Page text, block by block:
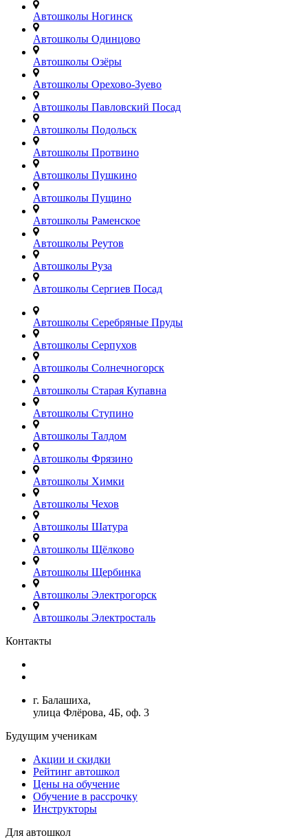
Автошколы Ногинск
Автошколы Одинцово
Автошколы Озёры
Автошколы Орехово-Зуево
Автошколы Павловский Посад
Автошколы Подольск
Автошколы Протвино
Автошколы Пушкино
Автошколы Пущино
Автошколы Раменское
Автошколы Реутов
Автошколы Руза
Автошколы Сергиев Посад
Автошколы Серебряные Пруды
Автошколы Серпухов
Автошколы Солнечногорск
Автошколы Старая Купавна
Автошколы Ступино
Автошколы Талдом
Автошколы Фрязино
Автошколы Химки
Автошколы Чехов
Автошколы Шатура
Автошколы Щёлково
Автошколы Щербинка
Автошколы Электрогорск
Автошколы Электросталь
Контакты
г. Балашиха,
улица Флёрова, 4Б, оф. 3
Будущим ученикам
Акции и скидки
Рейтинг автошкол
Цены на обучение
Обучение в рассрочку
Инструкторы
Для автошкол